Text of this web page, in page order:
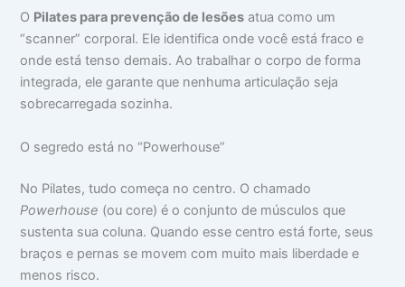
O Pilates para prevenção de lesões atua como um
“scanner” corporal. Ele identifica onde você está fraco e
onde está tenso demais. Ao trabalhar o corpo de forma
integrada, ele garante que nenhuma articulação seja
sobrecarregada sozinha.
O segredo está no “Powerhouse”
No Pilates, tudo começa no centro. O chamado
Powerhouse (ou core) é o conjunto de músculos que
sustenta sua coluna. Quando esse centro está forte, seus
braços e pernas se movem com muito mais liberdade e
menos risco.